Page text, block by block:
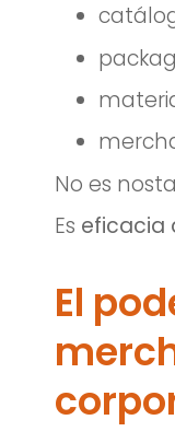
No es
Es eficacia
El